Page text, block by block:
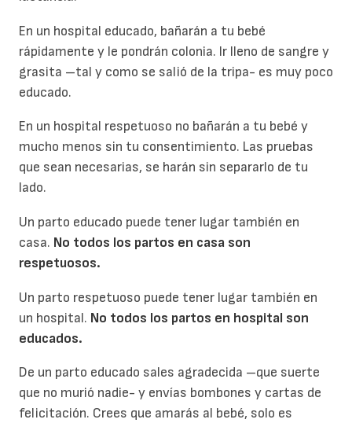
En un hospital educado, bañarán a tu bebé
rápidamente y le pondrán colonia. Ir lleno de sangre y
grasita –tal y como se salió de la tripa- es muy poco
educado.
En un hospital respetuoso no bañarán a tu bebé y
mucho menos sin tu consentimiento. Las pruebas
que sean necesarias, se harán sin separarlo de tu
lado.
Un parto educado puede tener lugar también en
casa. No todos los partos en casa son
respetuosos.
Un parto respetuoso puede tener lugar también en
un hospital. No todos los partos en hospital son
educados.
De un parto educado sales agradecida –que suerte
que no murió nadie- y envías bombones y cartas de
felicitación. Crees que amarás al bebé, solo es